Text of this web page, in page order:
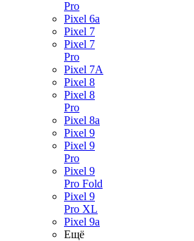
Pro
Pixel 6a
Pixel 7
Pixel 7
Pro
Pixel 7A
Pixel 8
Pixel 8
Pro
Pixel 8a
Pixel 9
Pixel 9
Pro
Pixel 9
Pro Fold
Pixel 9
Pro XL
Pixel 9a
Ещё